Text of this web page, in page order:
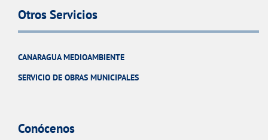
Otros Servicios
CANARAGUA MEDIOAMBIENTE
SERVICIO DE OBRAS MUNICIPALES
Conócenos